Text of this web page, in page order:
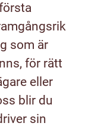
som är
för rätt
eller
blir du
sin